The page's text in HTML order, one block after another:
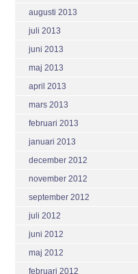
augusti 2013
juli 2013
juni 2013
maj 2013
april 2013
mars 2013
februari 2013
januari 2013
december 2012
november 2012
september 2012
juli 2012
juni 2012
maj 2012
februari 2012